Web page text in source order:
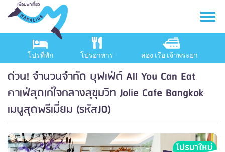
โปรที่พัก โปรอาหาร ล่อง เรือ เจ้าพระยา
ด่วน! จำนวนจำกัด บุฟเฟ่ต์ All You Can Eat
คาเฟ่สุดเก๋ใจกลางสุขุมวิท Jolie Cafe Bangkok
เมนูสุดพรีเมี่ยม (รหัสJO)